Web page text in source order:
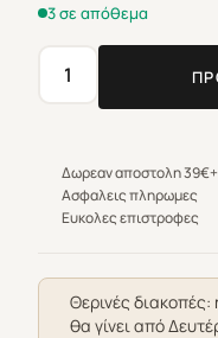
3 σε απόθεμα
L'oreal
Professionnel
Ξανθό
60gr
Δωρεαν αποστολη 39€+
Ασφαλεις πληρωμες
Ευκολες επιστροφες
Θερινές
θα γίνει από